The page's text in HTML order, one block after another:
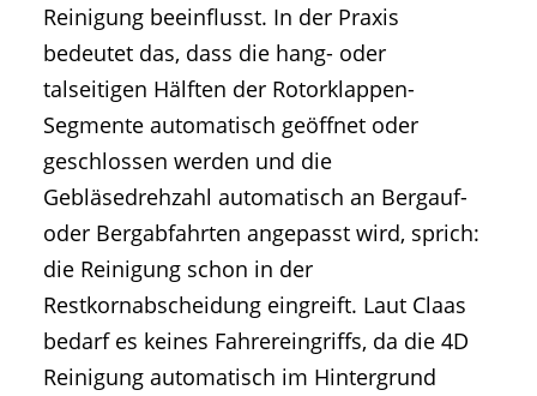
Reinigung beeinflusst. In der Praxis
bedeutet das, dass die hang- oder
talseitigen Hälften der Rotorklappen-
Segmente automatisch geöffnet oder
geschlossen werden und die
Gebläsedrehzahl automatisch an Bergauf-
oder Bergabfahrten angepasst wird, sprich:
die Reinigung schon in der
Restkornabscheidung eingreift. Laut Claas
bedarf es keines Fahrereingriffs, da die 4D
Reinigung automatisch im Hintergrund